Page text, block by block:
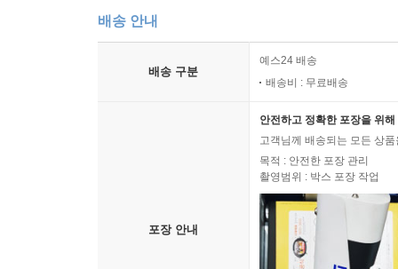
배송 안내
배송 구분
예스24 배송
배송비 : 무료배송
포장 안내
안전하고 정확한 포장을 위
고객님께 배송되는 모든 상
목적 : 안전한 포장 관리
촬영범위 : 박스 포장 작업